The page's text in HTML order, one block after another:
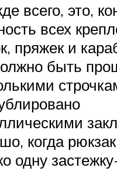
всего, это,
всех
пряжек и
быть
когда
одну